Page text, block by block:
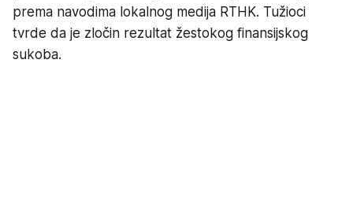
prema navodima lokalnog medija RTHK. Tužioci
tvrde da je zločin rezultat žestokog finansijskog
sukoba.